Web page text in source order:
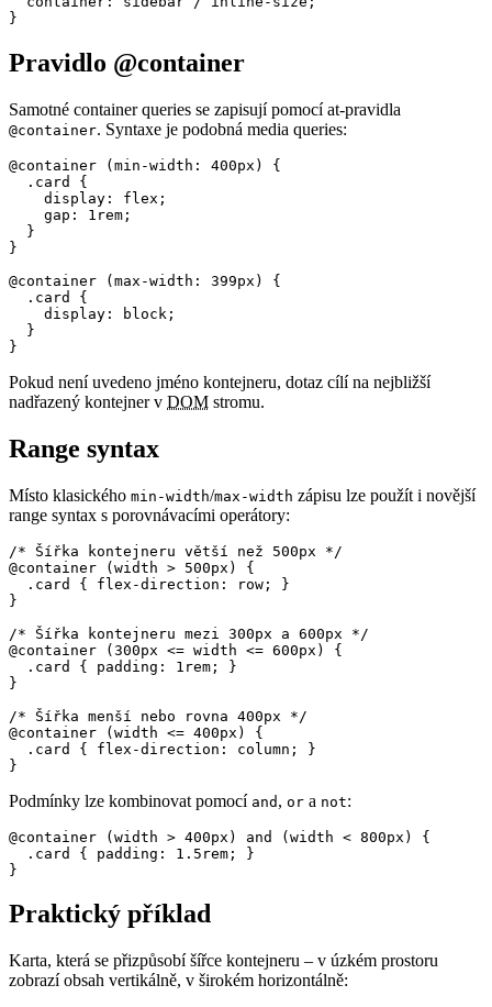
}
Pravidlo @container
Samotné container queries se zapisují pomocí at-pravidla
@container. Syntaxe je podobná media queries:
@container (min-width: 400px) {
  .card {
    display: flex;
    gap: 1rem;
  }
}
@container (max-width: 399px) {
  .card {
    display: block;
  }
}
Pokud není uvedeno jméno kontejneru, dotaz cílí na nejbližší
nadřazený kontejner v DOM stromu.
Range syntax
Místo klasického min-width/max-width zápisu lze použít i novější
range syntax s porovnávacími operátory:
/* Šířka kontejneru větší než 500px */
@container (width > 500px) {
  .card { flex-direction: row; }
}
/* Šířka kontejneru mezi 300px a 600px */
@container (300px <= width <= 600px) {
  .card { padding: 1rem; }
}
/* Šířka menší nebo rovna 400px */
@container (width <= 400px) {
  .card { flex-direction: column; }
}
Podmínky lze kombinovat pomocí and , or a not:
@container (width > 400px) and (width < 800px) {
  .card { padding: 1.5rem; }
}
Praktický příklad
Karta, která se přizpůsobí šířce kontejneru – v úzkém prostoru
zobrazí obsah vertikálně, v širokém horizontálně: